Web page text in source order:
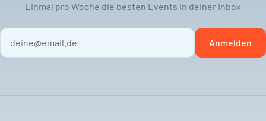
Einmal pro Woche die besten Events in deiner Inbox
Anmelden